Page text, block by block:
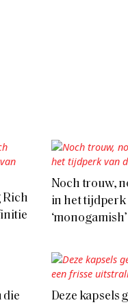
Rich
Noch trouw,
in het tijdperk
die Deze kapsels